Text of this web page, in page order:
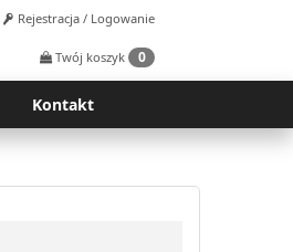
Rejestracja / Logowanie
Twój koszyk 0
Kontakt